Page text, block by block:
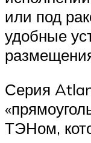
или под
удобные
Серия
ТЭНом,